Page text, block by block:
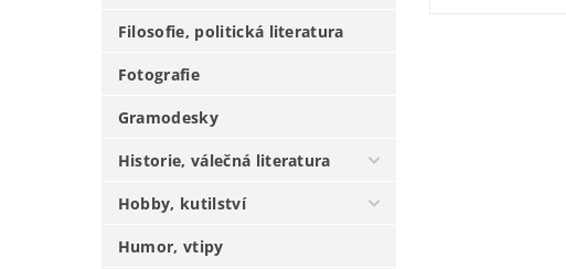
Filosofie, politická literatura
Fotografie
Gramodesky
Historie, válečná literatura
Hobby, kutilství
Humor, vtipy